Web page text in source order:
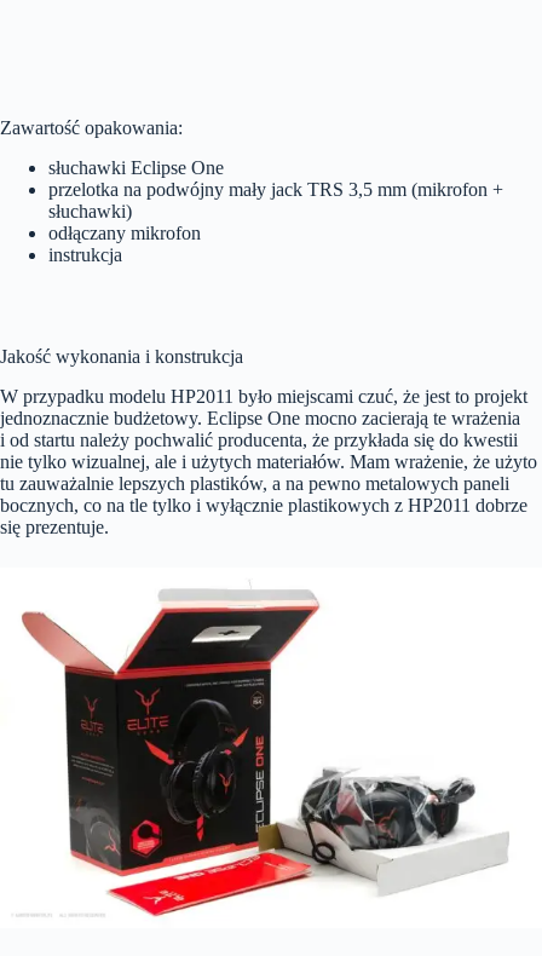
Zawartość opakowania:
słuchawki Eclipse One
przelotka na podwójny mały jack TRS 3,5 mm (mikrofon +
słuchawki)
odłączany mikrofon
instrukcja
Jakość wykonania i konstrukcja
W przypadku modelu HP2011 było miejscami czuć, że jest to projekt
jednoznacznie budżetowy. Eclipse One mocno zacierają te wrażenia
i od startu należy pochwalić producenta, że przykłada się do kwestii
nie tylko wizualnej, ale i użytych materiałów. Mam wrażenie, że użyto
tu zauważalnie lepszych plastików, a na pewno metalowych paneli
bocznych, co na tle tylko i wyłącznie plastikowych z HP2011 dobrze
się prezentuje.